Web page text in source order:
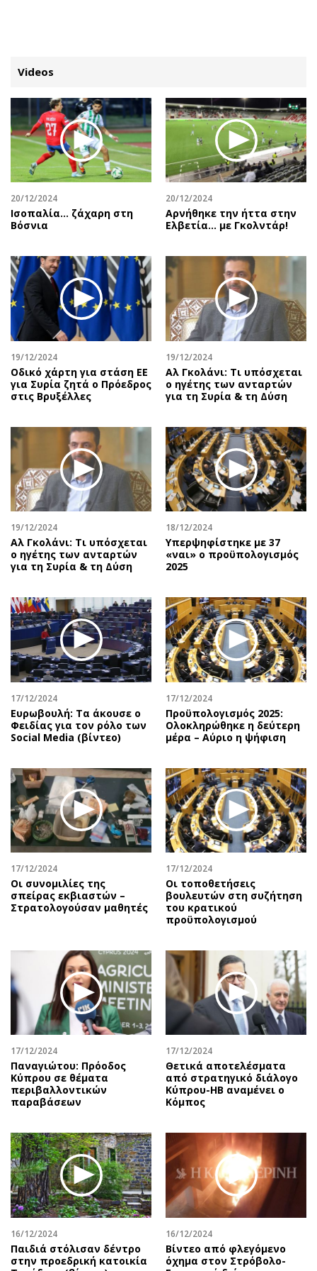
ΚΑΤΗΓΟΡΙΕΣ ΣΥΝΔΕΣΗ
Κύπρος
Παιδεία
Υγεία
Πολιτική
Βουλευτικές 2026
Προεδρικές 2023
Δημοσκοπήσεις
Διπλωματία
Αθλητισμός
Κύπρος
Ελλάδα
Διεθνή
Οικονομική
Οικονομία
Real Estate
Επιχειρήσεις
Αγορές
Money Review
AstroBank Properties
Ενέργεια
Ναυτιλία
Περιβάλλον
Ελλάδα
Κόσμος
Παράξενα
Πολιτισμός
Σινεμά
Μουσική
Εικαστικά
Βιβλίο
Χειρόγραφα
Απόψεις
Αρθρογραφία
The Hill
Υγεία
Αγγελίες
Πωλούνται
Ζητούν εργασία
Θέσεις εργασίας
Geek
Νέα
Κινητά-tablets
Social
Αφιερώματα
Πολιτική
Οικονομία
Γενικά
Αναδρομές
Πρόσωπα
Περιβάλλον
Γυναίκα
Showbiz
Ταξίδια
Συνταγές
Έξοδος
Media
Εκπομπές
Wine routes
Uncut
Προσφορές
Προσωπικότητες στην ''Κ''
Επιστολές
Videos
20/12/2024
Ισοπαλία... ζάχαρη στη
Βόσνια
20/12/2024
Αρνήθηκε την ήττα στην
Ελβετία… με Γκολντάρ!
19/12/2024
Οδικό χάρτη για στάση ΕΕ
για Συρία ζητά ο Πρόεδρος
στις Βρυξέλλες
19/12/2024
Αλ Γκολάνι: Τι υπόσχεται
ο ηγέτης των ανταρτών
για τη Συρία & τη Δύση
19/12/2024
Αλ Γκολάνι: Τι υπόσχεται
ο ηγέτης των ανταρτών
για τη Συρία & τη Δύση
18/12/2024
Υπερψηφίστηκε με 37
«ναι» ο προϋπολογισμός
2025
17/12/2024
Ευρωβουλή: Τα άκουσε ο
Φειδίας για τον ρόλο των
Social Media (βίντεο)
17/12/2024
Προϋπολογισμός 2025:
Ολοκληρώθηκε η δεύτερη
μέρα – Αύριο η ψήφιση
17/12/2024
Οι συνομιλίες της
σπείρας εκβιαστών –
Στρατολογούσαν μαθητές
17/12/2024
Οι τοποθετήσεις
βουλευτών στη συζήτηση
του κρατικού
προϋπολογισμού
17/12/2024
Παναγιώτου: Πρόοδος
Κύπρου σε θέματα
περιβαλλοντικών
παραβάσεων
17/12/2024
Θετικά αποτελέσματα
από στρατηγικό διάλογο
Κύπρου-ΗΒ αναμένει ο
Κόμπος
16/12/2024
Παιδιά στόλισαν δέντρο
στην προεδρική κατοικία
16/12/2024
Βίντεο από φλεγόμενο
όχημα στον Στρόβολο-